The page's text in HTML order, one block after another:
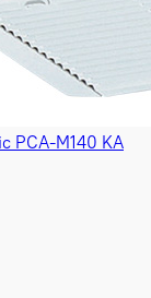
PCA-M140 KA